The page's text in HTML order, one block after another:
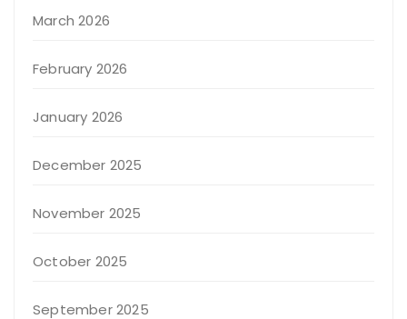
March 2026
February 2026
January 2026
December 2025
November 2025
October 2025
September 2025